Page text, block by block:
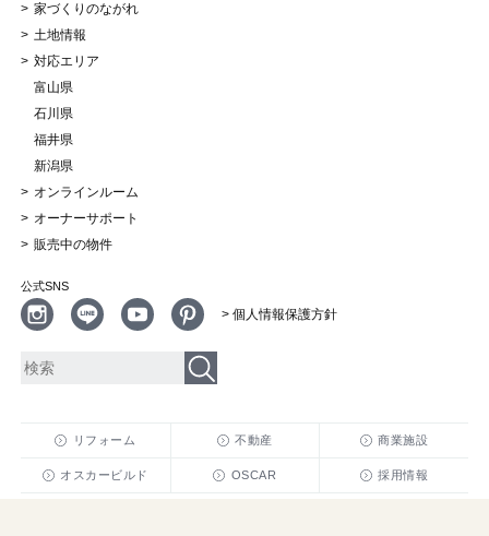
家づくりのながれ
土地情報
対応エリア
富山県
石川県
福井県
新潟県
オンラインルーム
オーナーサポート
販売中の物件
公式SNS
> 個人情報保護方針
リフォーム 不動産 商業施設
オスカービルド OSCAR 採用情報